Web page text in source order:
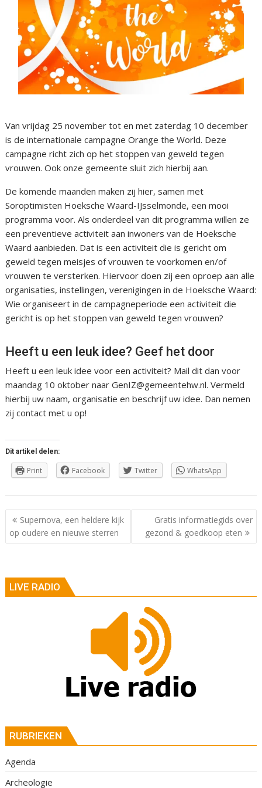
Van vrijdag 25 november tot en met zaterdag 10 december
is de internationale campagne Orange the World. Deze
campagne richt zich op het stoppen van geweld tegen
vrouwen. Ook onze gemeente sluit zich hierbij aan.
De komende maanden maken zij hier, samen met
Soroptimisten Hoeksche Waard-IJsselmonde, een mooi
programma voor. Als onderdeel van dit programma willen ze
een preventieve activiteit aan inwoners van de Hoeksche
Waard aanbieden. Dat is een activiteit die is gericht om
geweld tegen meisjes of vrouwen te voorkomen en/of
vrouwen te versterken. Hiervoor doen zij een oproep aan alle
organisaties, instellingen, verenigingen in de Hoeksche Waard:
Wie organiseert in de campagneperiode een activiteit die
gericht is op het stoppen van geweld tegen vrouwen?
Heeft u een leuk idee? Geef het door
Heeft u een leuk idee voor een activiteit? Mail dit dan voor
maandag 10 oktober naar GenIZ@gemeentehw.nl. Vermeld
hierbij uw naam, organisatie en beschrijf uw idee. Dan nemen
zij contact met u op!
Dit artikel delen:
Print Facebook Twitter WhatsApp
Berichtnavigatie
Supernova, een heldere kijk
op oudere en nieuwe sterren
Gratis informatiegids over
gezond & goedkoop eten
LIVE RADIO
RUBRIEKEN
Agenda
Archeologie